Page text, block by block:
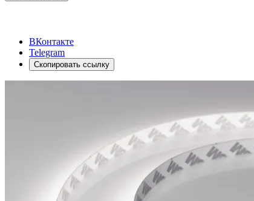
ВКонтакте
Telegram
Скопировать ссылку